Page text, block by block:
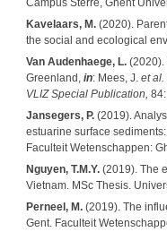
Campus Sterre, Ghent
Kavelaars, M.(2020).
the social and ecological
Van Audenhaege, L.(2020).
Greenland, in: Mees, J. et al.
VLIZ Special Publication,
Jansegers, P.(2019).
estuarine surface
Faculteit Wetenschappen:
Nguyen, T.M.Y.(2019). The
Vietnam. MSc Thesis.
Perneel, M.(2019). The
Gent. Faculteit